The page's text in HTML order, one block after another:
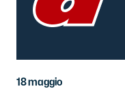
18 maggio